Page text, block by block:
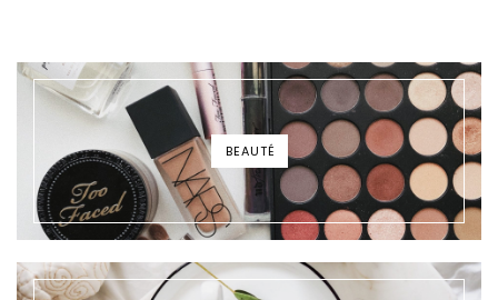
BEAUTÉ